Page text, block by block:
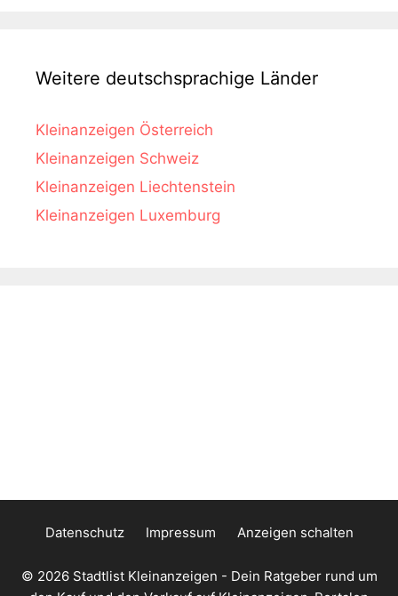
Weitere deutschsprachige Länder
Kleinanzeigen Österreich
Kleinanzeigen Schweiz
Kleinanzeigen Liechtenstein
Kleinanzeigen Luxemburg
Datenschutz Impressum Anzeigen schalten
© 2026 Stadtlist Kleinanzeigen - Dein Ratgeber rund um